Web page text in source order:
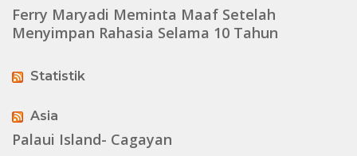
Ferry Maryadi Meminta Maaf Setelah
Menyimpan Rahasia Selama 10 Tahun
Statistik
Asia
Palaui Island- Cagayan